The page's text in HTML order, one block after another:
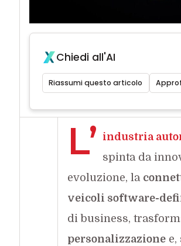
Chiedi all'AI
Riassumi questo articolo
L’ industria
spinta da
evoluzione, la
veicoli software-
di business,
personalizzazionee,